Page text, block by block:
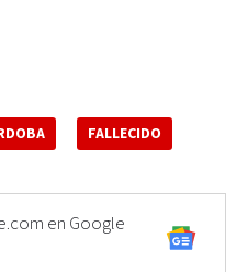
FALLECIDO
en Google